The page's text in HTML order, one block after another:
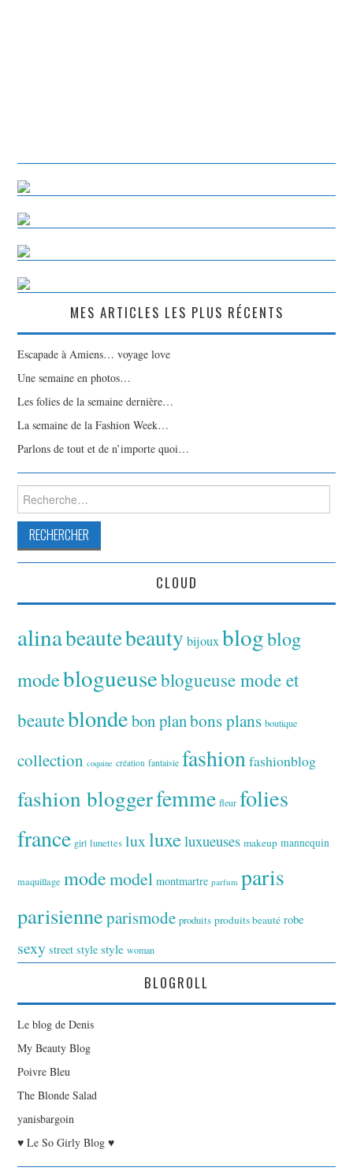
MES ARTICLES LES PLUS RÉCENTS
Escapade à Amiens… voyage love
Une semaine en photos…
Les folies de la semaine dernière…
La semaine de la Fashion Week…
Parlons de tout et de n’importe quoi…
CLOUD
alinabeautebeauty bijoux blogblog
modeblogueuseblogueuse mode et
beauteblondebon planbons plans boutique
collection coquine création fantaisie fashionfashionblog
fashion bloggerfemme fleur folies
france girl lunettes luxluxeluxueuses makeup mannequin
maquillage modemodel montmartre parfum paris
parisienneparismode produits produits beauté robe
sexy street style style woman
BLOGROLL
Le blog de Denis
My Beauty Blog
Poivre Bleu
The Blonde Salad
yanisbargoin
♥ Le So Girly Blog ♥